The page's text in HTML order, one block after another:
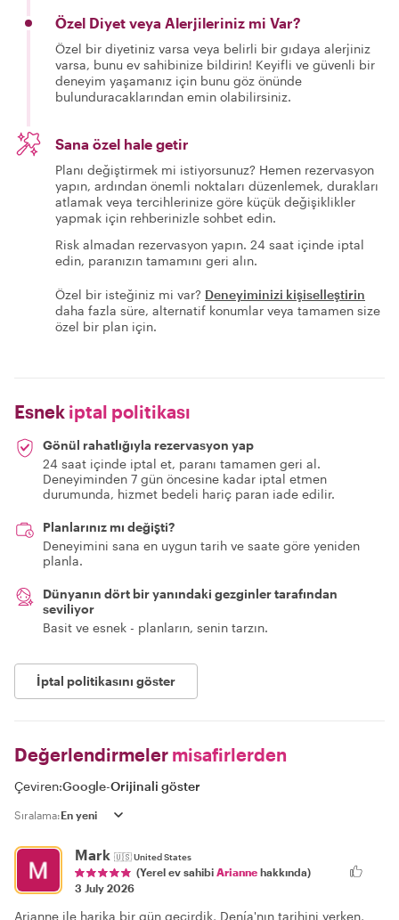
Özel Diyet veya Alerjileriniz mi Var?
Özel bir diyetiniz varsa veya belirli bir gıdaya alerjiniz
varsa, bunu ev sahibinize bildirin! Keyifli ve güvenli bir
deneyim yaşamanız için bunu göz önünde
bulunduracaklarından emin olabilirsiniz.
Sana özel hale getir
Planı değiştirmek mi istiyorsunuz? Hemen rezervasyon
yapın, ardından önemli noktaları düzenlemek, durakları
atlamak veya tercihlerinize göre küçük değişiklikler
yapmak için rehberinizle sohbet edin.
Risk almadan rezervasyon yapın. 24 saat içinde iptal
edin, paranızın tamamını geri alın.
Özel bir isteğiniz mi var? Deneyiminizi kişiselleştirin
daha fazla süre, alternatif konumlar veya tamamen size
özel bir plan için.
Esnek iptal politikası
Gönül rahatlığıyla rezervasyon yap
24 saat içinde iptal et, paranı tamamen geri al.
Deneyiminden 7 gün öncesine kadar iptal etmen
durumunda, hizmet bedeli hariç paran iade edilir.
Planlarınız mı değişti?
Deneyimini sana en uygun tarih ve saate göre yeniden
planla.
Dünyanın dört bir yanındaki gezginler tarafından
seviliyor
Basit ve esnek - planların, senin tarzın.
İptal politikasını göster
Değerlendirmeler misafirlerden
Çeviren:Google-Orijinali göster
Sıralama:
Mark 🇺🇸United States
(Yerel ev sahibi Arianne hakkında)
3 July 2026
Arianne ile harika bir gün geçirdik, Denía'nın tarihini yerken,